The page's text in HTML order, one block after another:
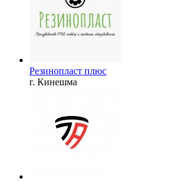
Резинопласт плюс
г. Кинешма